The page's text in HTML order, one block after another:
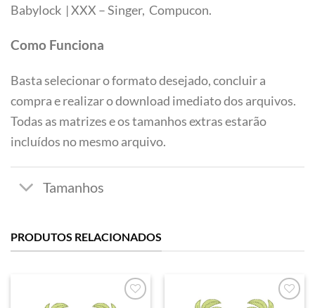
Babylock | XXX – Singer, Compucon.
Como Funciona
Basta selecionar o formato desejado, concluir a
compra e realizar o download imediato dos arquivos.
Todas as matrizes e os tamanhos extras estarão
incluídos no mesmo arquivo.
Tamanhos
PRODUTOS RELACIONADOS